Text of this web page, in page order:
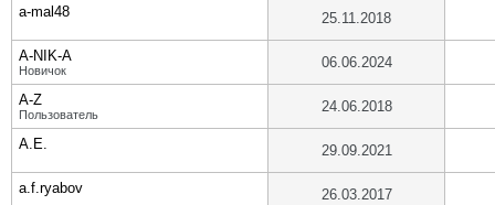
a-mal48 25.11.2018
A-NIK-A
Новичок 06.06.2024
A-Z
Пользователь 24.06.2018
A.E. 29.09.2021
a.f.ryabov 26.03.2017